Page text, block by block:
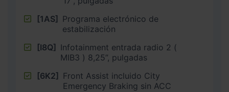
[1AS] Programa electrónico de
estabilización
[I8Q] Infotainment entrada radio 2 (
MIB3 ) 8,25”, pulgadas
[6K2] Front Assist incluido City
Emergency Braking sin ACC